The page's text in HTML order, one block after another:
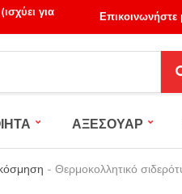
για Επικοινωνήστε
ΑΞΕΣΟΥΑΡ
- Θερμοκολλητικό